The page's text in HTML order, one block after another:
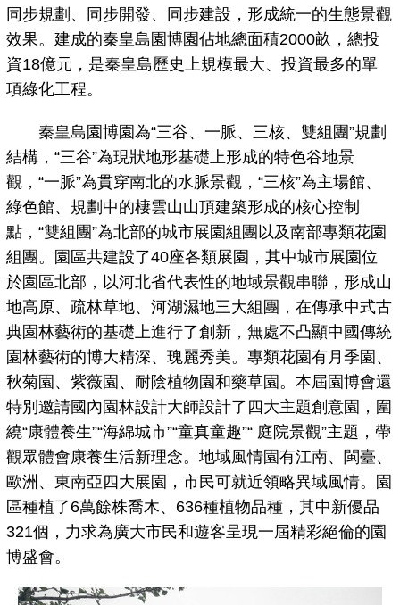
同步規劃、同步開發、同步建設，形成統一的生態景觀
效果。建成的秦皇島園博園佔地總面積2000畝，總投
資18億元，是秦皇島歷史上規模最大、投資最多的單
項綠化工程。
秦皇島園博園為“三谷、一脈、三核、雙組團”規劃
結構，“三谷”為現狀地形基礎上形成的特色谷地景
觀，“一脈”為貫穿南北的水脈景觀，“三核”為主場館、
綠色館、規劃中的棲雲山山頂建築形成的核心控制
點，“雙組團”為北部的城市展園組團以及南部專類花園
組團。園區共建設了40座各類展園，其中城市展園位
於園區北部，以河北省代表性的地域景觀串聯，形成山
地高原、疏林草地、河湖濕地三大組團，在傳承中式古
典園林藝術的基礎上進行了創新，無處不凸顯中國傳統
園林藝術的博大精深、瑰麗秀美。專類花園有月季園、
秋菊園、紫薇園、耐陰植物園和藥草園。本屆園博會還
特別邀請國內園林設計大師設計了四大主題創意園，圍
繞“康體養生”“海綿城市”“童真童趣”“ 庭院景觀”主題，帶
觀眾體會康養生活新理念。地域風情園有江南、閩臺、
歐洲、東南亞四大展園，市民可就近領略異域風情。園
區種植了6萬餘株喬木、636種植物品種，其中新優品
321個，力求為廣大市民和遊客呈現一屆精彩絕倫的園
博盛會。